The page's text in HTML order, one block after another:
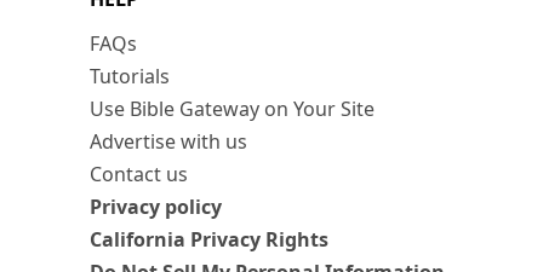
FAQs
Tutorials
Use Bible Gateway on Your Site
Advertise with us
Contact us
Privacy policy
California Privacy Rights